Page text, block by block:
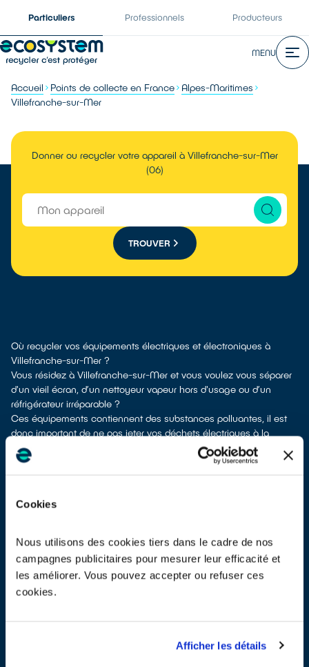
Cookies
Nous utilisons des cookies tiers dans le cadre de nos
campagnes publicitaires pour mesurer leur efficacité et
les améliorer. Vous pouvez accepter ou refuser ces
cookies.
Afficher les détails
Particuliers Professionnels Producteurs
MENU
Accueil Points de collecte en France
Alpes-Maritimes
Villefranche-sur-Mer
Donner ou recycler votre appareil à Villefranche-sur-Mer
(06)
TROUVER
Où recycler vos équipements électriques et électroniques à
Villefranche-sur-Mer ?
Vous résidez à Villefranche-sur-Mer et vous voulez vous séparer
d'un vieil écran, d’un nettoyeur vapeur hors d'usage ou d’un
réfrigérateur irréparable ?
Ces équipements contiennent des substances polluantes, il est
donc important de ne pas jeter vos déchets électriques à la
poubelle en mélange avec d’autres déchets tels que les
emballages ménagers ou les déchets non recyclables. Leur
séparer de vos vieux appareils électriques.
réparable
dépôt en déchetterie
reprise à la livraisonsi vous vous faites livrer un appareil
équivalent neuf
, nous remettent ensuite les appareils collectés afin